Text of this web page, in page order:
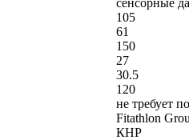
105
61
150
27
30.5
120
не требует
Fitathlon
КНР